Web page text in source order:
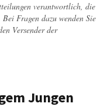
verantwortlich, die
Fragen dazu wenden Sie
Versender der
Jungen